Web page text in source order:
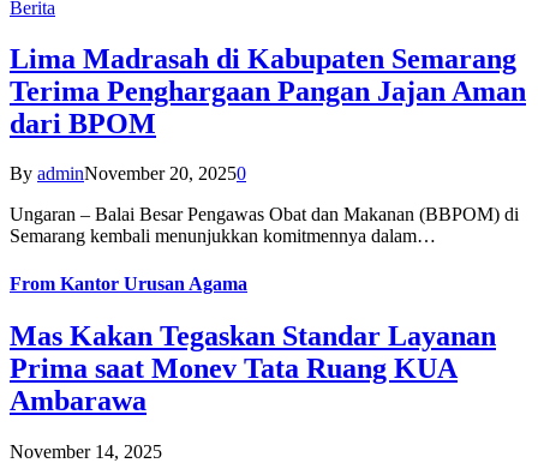
Berita
Lima Madrasah di Kabupaten Semarang
Terima Penghargaan Pangan Jajan Aman
dari BPOM
By adminNovember 20, 20250
Ungaran – Balai Besar Pengawas Obat dan Makanan (BBPOM) di
Semarang kembali menunjukkan komitmennya dalam…
From Kantor Urusan Agama
Mas Kakan Tegaskan Standar Layanan
Prima saat Monev Tata Ruang KUA
Ambarawa
November 14, 2025